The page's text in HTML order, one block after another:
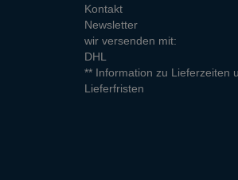
Kontakt
Newsletter
wir versenden mit:
DHL
** Information zu Lieferzeiten
Lieferfristen